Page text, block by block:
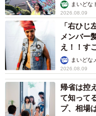
まいどな
2026.08.09
「右ひじ
メンバー
え！！す
まいどな
2026.08.09
帰省は控
て知って
プ、相場